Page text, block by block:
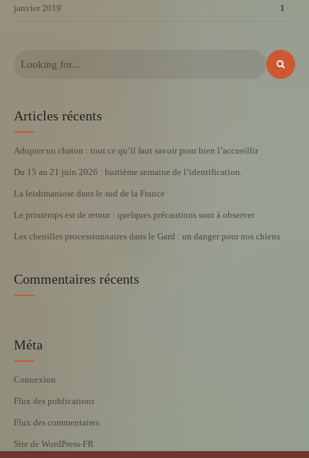
janvier 2019 1
Articles récents
Adopter un chaton : tout ce qu’il faut savoir pour bien l’accueillir
Du 15 au 21 juin 2026 : huitième semaine de l’identification.
La leishmaniose dans le sud de la France
Le printemps est de retour : quelques précautions sont à observer
Les chenilles processionnaires dans le Gard : un danger pour nos chiens
Commentaires récents
Méta
Connexion
Flux des publications
Flux des commentaires
Site de WordPress-FR